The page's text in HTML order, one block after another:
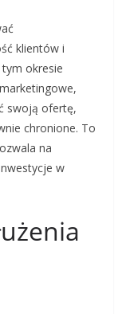
klientów i
okresie
swoją ofertę,
chronione. To
na
w